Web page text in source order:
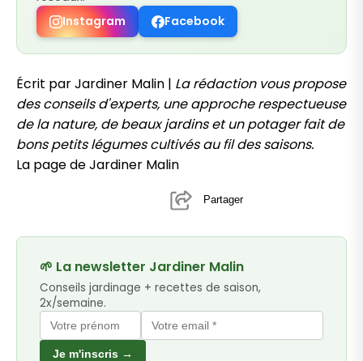
Instagram
Facebook
Écrit par Jardiner Malin | La rédaction vous propose
des conseils d'experts, une approche respectueuse
de la nature, de beaux jardins et un potager fait de
bons petits légumes cultivés au fil des saisons.
La page de Jardiner Malin
Partager
🌱 La newsletter Jardiner Malin
Conseils jardinage + recettes de saison,
2x/semaine.
Je m'inscris →